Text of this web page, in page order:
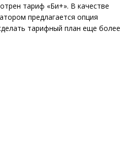
тариф «Би+». В качестве
предлагается опция
тарифный план еще более